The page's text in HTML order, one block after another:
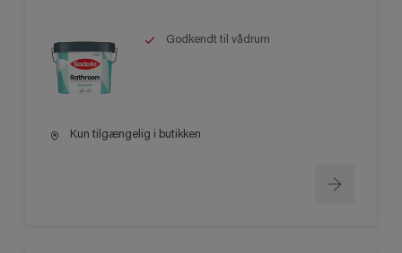
Godkendt til vådrum
Kun tilgængelig i butikken